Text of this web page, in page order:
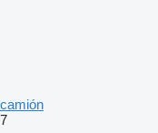
camión
7